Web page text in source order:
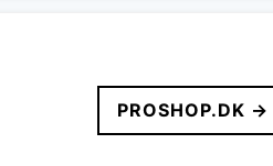
PROSHOP.DK →